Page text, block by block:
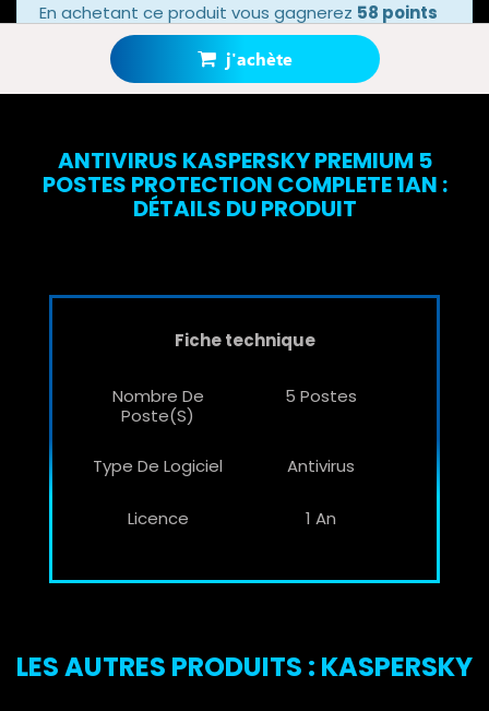
j'achète
En achetant ce produit vous gagnerez 58 points
grâce à notre programme de fidélité.
Votre panier totalisera58 points bonus
ANTIVIRUS KASPERSKY PREMIUM 5
POSTES PROTECTION COMPLETE 1AN :
DÉTAILS DU PRODUIT
Fiche technique
Nombre De
Poste(s)
5 Postes
Type De Logiciel Antivirus
Licence 1 An
LES AUTRES PRODUITS : KASPERSKY